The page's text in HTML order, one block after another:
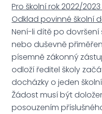
Pro školní rok 2022/
Odklad povinné školní
Není-li dítě po dovršení
nebo duševně
písemně zákonný
odloží ředitel školy
docházky o jeden školní
Žádost musí být
posouzením